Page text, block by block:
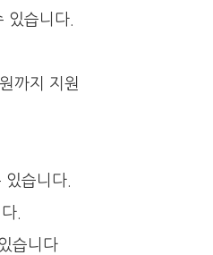
있습니다.
까지 지원
습니다.
.
습니다